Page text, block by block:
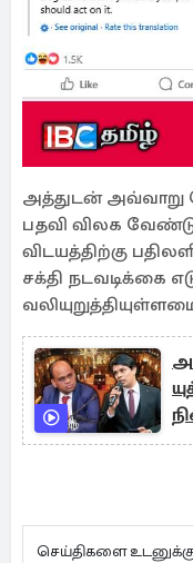
அத்துடன் அவ்வாறு
பதவி விலக
விடயத்திற்கு
சக்தி நடவடிக்கை
செய்திகளை